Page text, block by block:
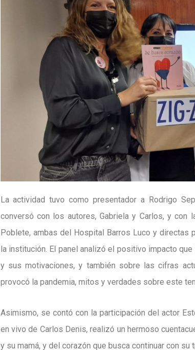
La actividad tuvo como presentador a Rodrigo
conversó con los autores, Gabriela y Carlos, y con
Poblete, ambas del Hospital Barros Luco y directas
la institución. El panel analizó el positivo impacto
y sus motivaciones, y también sobre las cifras
provocó la pandemia, mitos y verdades sobre este
Asimismo, se contó con la participación del actor
en vivo de Carlos Denis, realizó un hermoso
y su mamá, y del corazón que busca continuar con su